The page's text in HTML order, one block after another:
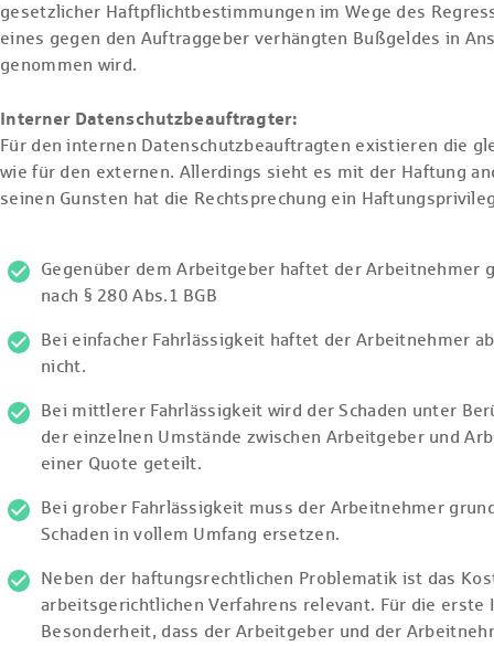
gesetzlicher Haftpflichtbestimmungen im Wege des
eines gegen den Auftraggeber verhängten Bußgeldes in
genommen wird.
Interner Datenschutzbeauftragter:
Für den internen Datenschutzbeauftragten existieren die
wie für den externen. Allerdings sieht es mit der Haftung
seinen Gunsten hat die Rechtsprechung ein
Gegenüber dem Arbeitgeber haftet der Arbeitnehmer
nach § 280 Abs.1 BGB
Bei einfacher Fahrlässigkeit haftet der Arbeitnehmer
nicht.
Bei mittlerer Fahrlässigkeit wird der Schaden unter
der einzelnen Umstände zwischen Arbeitgeber und
einer Quote geteilt.
Bei grober Fahrlässigkeit muss der Arbeitnehmer
Schaden in vollem Umfang ersetzen.
Neben der haftungsrechtlichen Problematik ist das
arbeitsgerichtlichen Verfahrens relevant. Für die erste
Besonderheit, dass der Arbeitgeber und der